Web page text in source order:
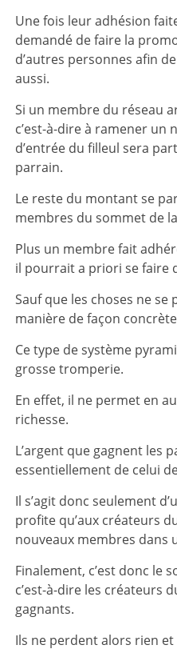
Une fois leur adhésion
demandé de faire la
d’autres personnes afin
aussi.
Si un membre du réseau
c’est-à-dire à ramener
d’entrée du filleul sera
parrain.
Le reste du montant se
membres du sommet de
Plus un membre fait
il pourrait a priori se faire
Sauf que les choses ne se
manière de façon
Ce type de système
grosse tromperie.
En effet, il ne permet en
richesse.
L’argent que gagnent les
essentiellement de celui
Il s’agit donc seulement
profite qu’aux créateurs
nouveaux membres dans
Finalement, c’est donc le
c’est-à-dire les créateurs
gagnants.
Ils ne perdent alors rien et